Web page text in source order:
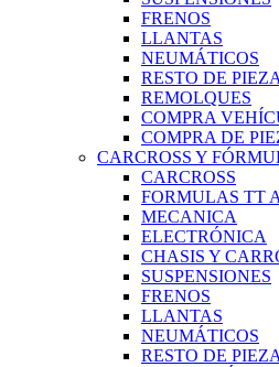
FRENOS
LLANTAS
NEUMÁTICOS
RESTO DE
REMOLQUES
COMPRA
COMPRA DE
CARCROSS Y
CARCROSS
FORMULAS TT
MECANICA
ELECTRÓNICA
CHASIS Y
SUSPENSIONES
FRENOS
LLANTAS
NEUMÁTICOS
RESTO DE